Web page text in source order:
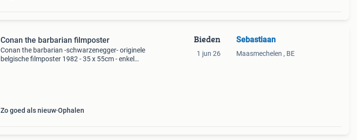
Conan the barbarian filmposter
Conan the barbarian -schwarzenegger- originele
belgische filmposter 1982 - 35 x 55cm - enkel
Zo goed als nieuw Ophalen
Bieden
1 jun 26
Sebastiaan
Maasmechelen , BE